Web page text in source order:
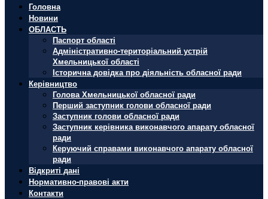
Головна
Новини
ОБЛАСТЬ
Паспорт області
Адміністративно-територіальний устрій
Хмельницької області
Історична довідка про діяльність обласної ради
Керівництво
Голова Хмельницької обласної ради
Перший заступник голови обласної ради
Заступник голови обласної ради
Заступник керівника виконавчого апарату обласної
ради
Керуючий справами виконавчого апарату обласної
ради
Відкриті дані
Нормативно-правові акти
Контакти